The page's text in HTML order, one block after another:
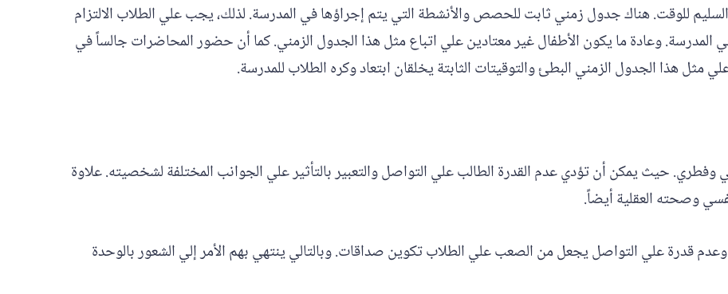
للوقت. هناك جدول زمني ثابت للحصص والأنشطة التي يتم إجراؤها في المدرسة. لذلك، يجب علي الطلاب الالتزام
المدرسة. وعادة ما يكون الأطفال غير معتادين علي اتباع مثل هذا الجدول الزمني. كما أن حضور المحاضرات جالساً في
هذا الجدول الزمني البطئ والتوقيتات الثابتة يخلقان ابتعاد وكره الطلاب للمدرسة.
حيث يمكن أن تؤدي عدم القدرة الطالب علي التواصل والتعبير بالتأثير علي الجوانب المختلفة لشخصيته. علاوة
وصحته العقلية أيضاً.
وعدم قدرة علي التواصل يجعل من الصعب علي الطلاب تكوين صداقات. وبالتالي ينتهي بهم الأمر إلي الشعور بالوحدة